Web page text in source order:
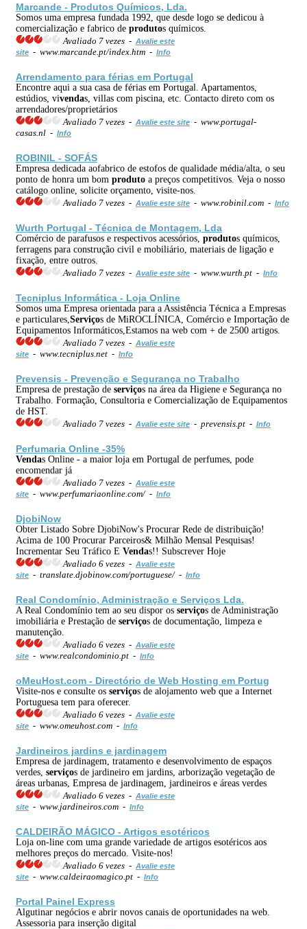
Marcande - Produtos Químicos, Lda.
Somos uma empresa fundada 1992, que desde logo se dedicou à
comercialização e fabrico de produtos químicos.
Avaliado 7 vezes - Avalie este
site - www.marcande.pt/index.htm - Info
Arrendamento para férias em Portugal
Encontre aqui a sua casa de férias em Portugal. Apartamentos,
estúdios, vivendas, villas com piscina, etc. Contacto direto com os
arrendadores/proprietários
Avaliado 7 vezes - Avalie este site - www.portugal-
casas.nl - Info
ROBINIL - SOFÁS
Empresa dedicada aofabrico de estofos de qualidade média/alta, o seu
ponto de honra um bom produto a preços competitivos. Veja o nosso
catálogo online, solicite orçamento, visite-nos.
Avaliado 7 vezes - Avalie este site - www.robinil.com - Info
Wurth Portugal - Técnica de Montagem, Lda
Comércio de parafusos e respectivos acessórios, produtos químicos,
ferragens para construção civil e mobiliário, materiais de ligação e
fixação, entre outros.
Avaliado 7 vezes - Avalie este site - www.wurth.pt - Info
Tecniplus Informática - Loja Online
Somos uma Empresa orientada para a Assistência Técnica a Empresas
e particulares, Serviços de MiROCLÍNICA, Comércio e Importação de
Equipamentos Informáticos,Estamos na web com + de 2500 artigos.
Avaliado 7 vezes - Avalie este
site - www.tecniplus.net - Info
Prevensis - Prevenção e Segurança no Trabalho
Empresa de prestação de serviços na área da Higiene e Segurança no
Trabalho. Formação, Consultoria e Comercialização de Equipamentos
de HST.
Avaliado 7 vezes - Avalie este site - prevensis.pt - Info
Perfumaria Online -35%
Vendas Online - a maior loja em Portugal de perfumes, pode
encomendar já
Avaliado 7 vezes - Avalie este
site - www.perfumariaonline.com/ - Info
DjobiNow
Obter Listado Sobre DjobiNow's Procurar Rede de distribuição!
Acima de 100 Procurar Parceiros& Milhão Mensal Pesquisas!
Incrementar Seu Tráfico E Vendas!! Subscrever Hoje
Avaliado 6 vezes - Avalie este
site - translate.djobinow.com/portuguese/ - Info
Real Condomínio, Administração e Serviços Lda.
A Real Condomínio tem ao seu dispor os serviços de Administração
imobiliária e Prestação de serviços de documentação, limpeza e
manutenção.
Avaliado 6 vezes - Avalie este
site - www.realcondominio.pt - Info
oMeuHost.com - Directório de Web Hosting em Portug
Visite-nos e consulte os serviços de alojamento web que a Internet
Portuguesa tem para oferecer.
Avaliado 6 vezes - Avalie este
site - www.omeuhost.com - Info
Jardineiros jardins e jardinagem
Empresa de jardinagem, tratamento e desenvolvimento de espaços
verdes, serviços de jardineiro em jardins, arborização vegetação de
áreas urbanas, Empresa de jardinagem, jardineiros e áreas verdes
Avaliado 6 vezes - Avalie este
site - www.jardineiros.com - Info
CALDEIRÃO MÁGICO - Artigos esotéricos
Loja on-line com uma grande variedade de artigos esotéricos aos
melhores preços do mercado. Visite-nos!
Avaliado 6 vezes - Avalie este
site - www.caldeiraomagico.pt - Info
Portal Painel Express
Algutinar negócios e abrir novos canais de oportunidades na web.
Assessoria para inserção digital